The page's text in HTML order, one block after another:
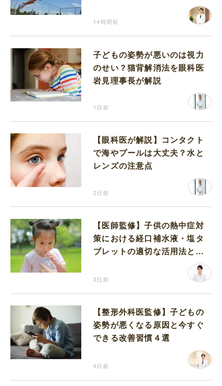
14時間前
子どもの姿勢が悪いのは視力
のせい？猫背解消法を眼科医
岩見理事長が解説
1日前
【眼科医が解説】コンタクト
で海やプールは大丈夫？水と
レンズの注意点
2日前
【医師監修】子供の熱中症対
策における経口補水液・塩タ
ブレットの適切な活用法と水
3日前
【整形外科医監修】子どもの
姿勢が悪くなる原因と今すぐ
できる改善習慣４選
4日前